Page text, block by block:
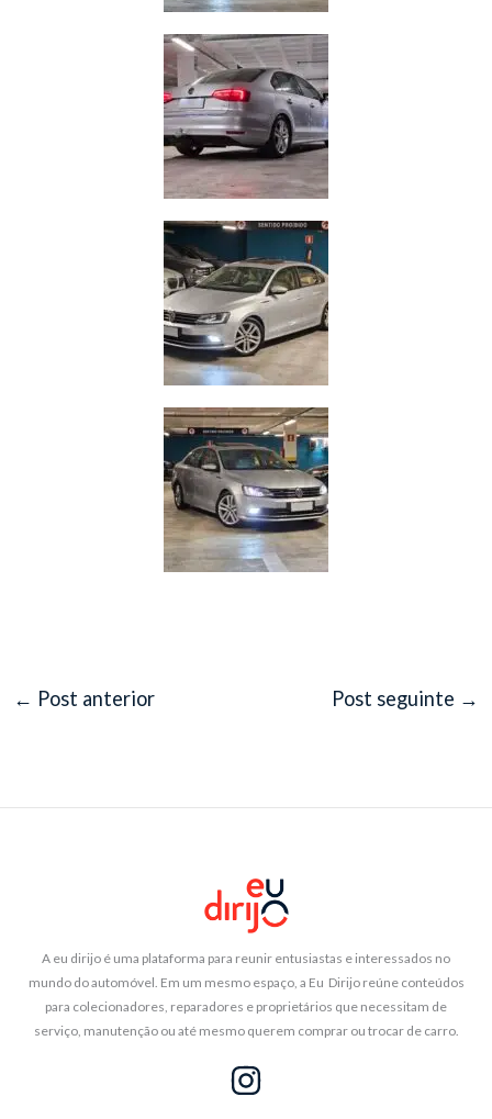
← Post anterior Post seguinte →
A eu dirijo é uma plataforma para reunir entusiastas e interessados no
mundo do automóvel. Em um mesmo espaço, a Eu Dirijo reúne conteúdos
para colecionadores, reparadores e proprietários que necessitam de
serviço, manutenção ou até mesmo querem comprar ou trocar de carro.